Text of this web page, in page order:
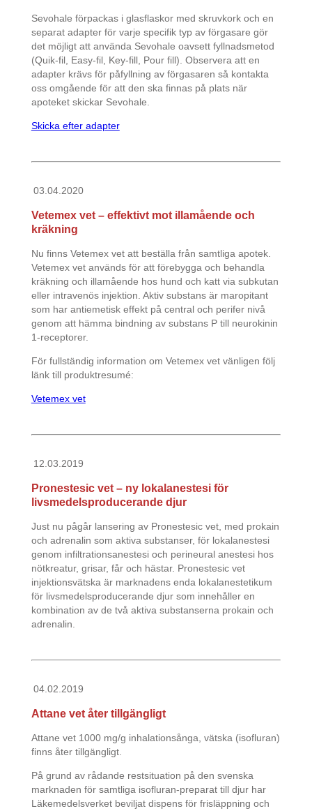
Sevohale förpackas i glasflaskor med skruvkork och en
separat adapter för varje specifik typ av förgasare gör
det möjligt att använda Sevohale oavsett fyllnadsmetod
(Quik-fil, Easy-fil, Key-fill, Pour fill). Observera att en
adapter krävs för påfyllning av förgasaren så kontakta
oss omgående för att den ska finnas på plats när
apoteket skickar Sevohale.
Skicka efter adapter
03.04.2020
Vetemex vet – effektivt mot illamående och
kräkning
Nu finns Vetemex vet att beställa från samtliga apotek.
Vetemex vet används för att förebygga och behandla
kräkning och illamående hos hund och katt via subkutan
eller intravenös injektion. Aktiv substans är maropitant
som har antiemetisk effekt på central och perifer nivå
genom att hämma bindning av substans P till neurokinin
1-receptorer.
För fullständig information om Vetemex vet vänligen följ
länk till produktresumé:
Vetemex vet
12.03.2019
Pronestesic vet – ny lokalanestesi för
livsmedelsproducerande djur
Just nu pågår lansering av Pronestesic vet, med prokain
och adrenalin som aktiva substanser, för lokalanestesi
genom infiltrationsanestesi och perineural anestesi hos
nötkreatur, grisar, får och hästar. Pronestesic vet
injektionsvätska är marknadens enda lokalanestetikum
för livsmedelsproducerande djur som innehåller en
kombination av de två aktiva substanserna prokain och
adrenalin.
04.02.2019
Attane vet åter tillgängligt
Attane vet 1000 mg/g inhalationsånga, vätska (isofluran)
finns åter tillgängligt.
På grund av rådande restsituation på den svenska
marknaden för samtliga isofluran-preparat till djur har
Läkemedelsverket beviljat dispens för frisläppning och